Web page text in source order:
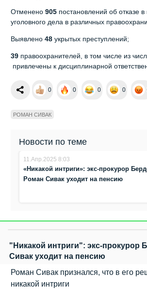
Отменено905 постановлений об отказе
уголовного дела в различных
Выявлено48 укрытых преступлений;
39 правоохранителей, в том числе из
привлечены к дисциплинарной
0 0 0 0
РОМАН СИВАК
Новости по теме
11.Апр.2025 8:03
«Никакой интриги»: экс-прокурор
Роман Сивак уходит на пенсию
"Никакой интриги": экс-прокурор
Сивак уходит на пенсию
Роман Сивак признался, что в его
никакой интриги